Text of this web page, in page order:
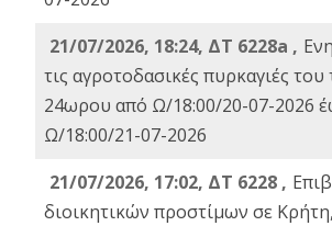
21/07/2026, 18:24, ΔΤ 6228a ,
τις αγροτοδασικές πυρκαγιές του
24ωρου από Ω/18:00/20-07-2026
Ω/18:00/21-07-2026
21/07/2026, 17:02, ΔΤ 6228 ,
διοικητικών προστίμων σε